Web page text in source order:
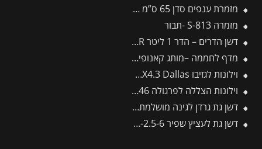
מזמרת ענפים סדן 65 ס”מ RS650 – WOLF
מזמרה S-813 -תבור
דשן הדרים – הדר 1 ליטר FLOWER
מדף לחממה –מותג קאנופיה 10 יח'
וילונות לגזיבו 3.6X4.3 Dallas מבית פלרם – Canopia
וילונות הצללה לפרגולה 3X5.46 מבית פלרם – Canopia
דשן גת גרדן לגינה מושלמת גתית פלוס 20-20-20 3.5 ק"ג
דשן גת לעציץ שפיר 6-2.5-6 מיקרו +כלאט ברזל 5 ליטר